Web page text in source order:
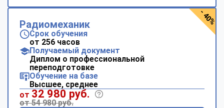
Радиомеханик
Срок обучения
от 256 часов
Получаемый документ
Диплом о профессиональной
переподготовке
Обучение на базе
Высшее, среднее
от 32 980 руб.
от 54 980 руб.
- 40%